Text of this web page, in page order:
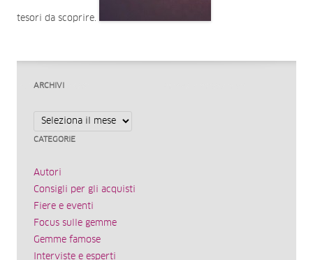
tesori da scoprire.
ARCHIVI
Archivi
CATEGORIE
Autori
Consigli per gli acquisti
Fiere e eventi
Focus sulle gemme
Gemme famose
Interviste e esperti